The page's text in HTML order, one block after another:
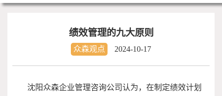
绩效管理的九大原则
众森观点 2024-10-17
沈阳众森企业管理咨询公司认为，在制定绩效计划